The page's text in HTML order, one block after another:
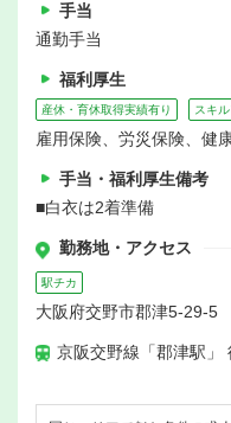
手当
通勤手当
福利厚生
産休・育休取得実績有り スキ
雇用保険、労災保険、健
手当・福利厚生備考
■白衣は2着準備
勤務地・アクセス
駅チカ
大阪府交野市郡津5-29-5
京阪交野線「郡津駅」